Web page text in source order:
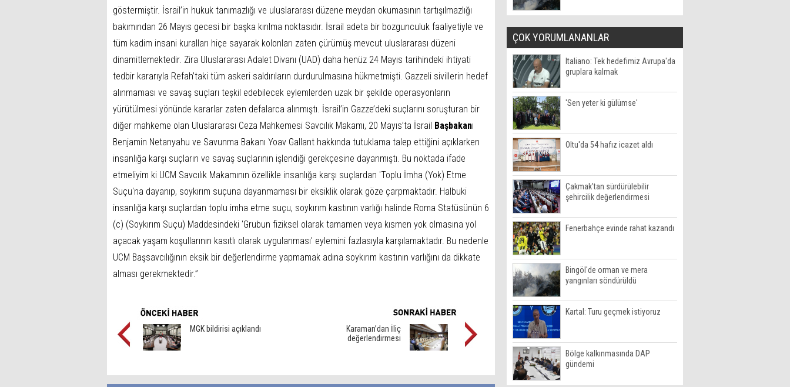
göstermiştir. İsrail’in hukuk tanımazlığı ve uluslararası düzene meydan okumasının tartışılmazlığı
bakımından 26 Mayıs gecesi bir başka kırılma noktasıdır. İsrail adeta bir bozgunculuk faaliyetiyle ve
tüm kadim insani kuralları hiçe sayarak kolonları zaten çürümüş mevcut uluslararası düzeni
dinamitlemektedir. Zira Uluslararası Adalet Divanı (UAD) daha henüz 24 Mayıs tarihindeki ihtiyati
tedbir kararıyla Refah’taki tüm askeri saldırıların durdurulmasına hükmetmişti. Gazzeli sivillerin hedef
alınmaması ve savaş suçları teşkil edebilecek eylemlerden uzak bir şekilde operasyonların
yürütülmesi yönünde kararlar zaten defalarca alınmıştı. İsrail’in Gazze’deki suçlarını soruşturan bir
diğer mahkeme olan Uluslararası Ceza Mahkemesi Savcılık Makamı, 20 Mayıs’ta İsrail Başbakanı
Benjamin Netanyahu ve Savunma Bakanı Yoav Gallant hakkında tutuklama talep ettiğini açıklarken
insanlığa karşı suçların ve savaş suçlarının işlendiği gerekçesine dayanmıştı. Bu noktada ifade
etmeliyim ki UCM Savcılık Makamının özellikle insanlığa karşı suçlardan 'Toplu İmha (Yok) Etme
Suçu'na dayanıp, soykırım suçuna dayanmaması bir eksiklik olarak göze çarpmaktadır. Halbuki
insanlığa karşı suçlardan toplu imha etme suçu, soykırım kastının varlığı halinde Roma Statüsünün 6
(c) (Soykırım Suçu) Maddesindeki 'Grubun fiziksel olarak tamamen veya kısmen yok olmasına yol
açacak yaşam koşullarının kasıtlı olarak uygulanması' eylemini fazlasıyla karşılamaktadır. Bu nedenle
UCM Başsavcılığının eksik bir değerlendirme yapmamak adına soykırım kastının varlığını da dikkate
alması gerekmektedir.”
MGK bildirisi açıklandı
Karaman’dan İliç
değerlendirmesi
ÇOK YORUMLANANLAR
Italiano: Tek hedefimiz Avrupa'da
gruplara kalmak
'Sen yeter ki gülümse'
Oltu'da 54 hafız icazet aldı
Çakmak'tan sürdürülebilir
şehircilik değerlendirmesi
Fenerbahçe evinde rahat kazandı
Bingöl'de orman ve mera
yangınları söndürüldü
Kartal: Turu geçmek istiyoruz
Bölge kalkınmasında DAP
gündemi